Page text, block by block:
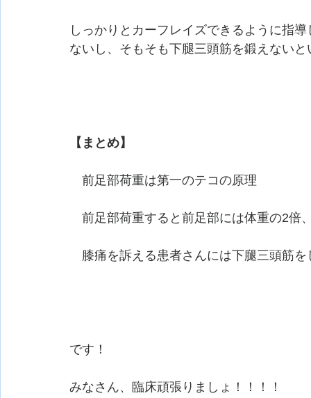
しっかりとカーフレイズできるように指
ないし、そもそも下腿三頭筋を鍛えない
【まとめ】
前足部荷重は第一のテコの原理
前足部荷重すると前足部には体重の2倍
膝痛を訴える患者さんには下腿三頭筋を
です！
みなさん、臨床頑張りましょ！！！！